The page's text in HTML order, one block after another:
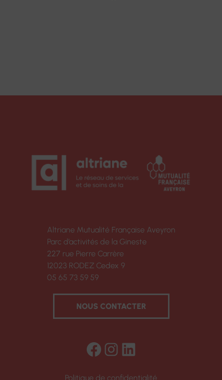
Altriane Mutualité Française Aveyron
Parc d’activités de la Gineste
227 rue Pierre Carrère
12023 RODEZ Cedex 9
05 65 73 59 59
NOUS CONTACTER
Facebook
Instagram
LinkedIn
Politique de confidentialité